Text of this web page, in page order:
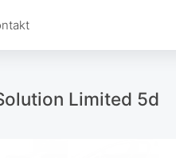
Limited 5d